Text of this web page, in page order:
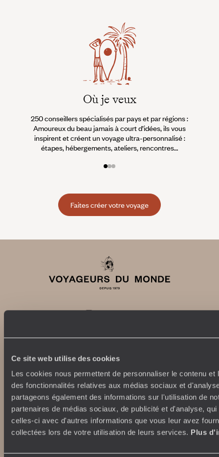
Ce site web utilise des cookies
Les cookies nous permettent de personnaliser le contenu et
des fonctionnalités relatives aux médias sociaux et
partageons également des informations sur l'utilisation de
partenaires de médias sociaux, de publicité et d'analyse,
celles-ci avec d'autres informations que vous leur avez
collectées lors de votre utilisation de leurs services. Plus
Où je veux
250 conseillers spécialisés par pays et par régions :
Amoureux du beau jamais à court d’idées, ils vous
inspirent et créent un voyage ultra-personnalisé :
étapes, hébergements, ateliers, rencontres…
Faites créer votre voyage
Lire notre politique de confidentialité
Nos engagements
100% carbone absorbé
Tourisme responsable
Idées voyages
On part où ?
Voyage de noces
Vacances en famille